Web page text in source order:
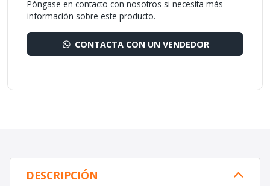
Póngase en contacto con nosotros si necesita más
información sobre este producto.
CONTACTA CON UN VENDEDOR
DESCRIPCIÓN